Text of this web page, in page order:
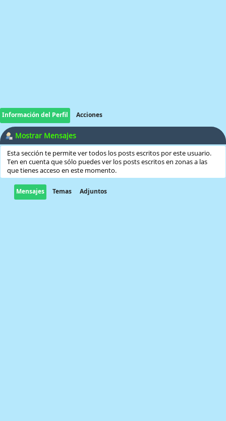
Información del Perfil Acciones
Mostrar Mensajes
Esta sección te permite ver todos los posts escritos por este usuario.
Ten en cuenta que sólo puedes ver los posts escritos en zonas a las
que tienes acceso en este momento.
Mensajes Temas Adjuntos